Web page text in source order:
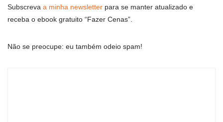
Subscreva a minha newsletter para se manter atualizado e
receba o ebook gratuito “Fazer Cenas”.
Não se preocupe: eu também odeio spam!